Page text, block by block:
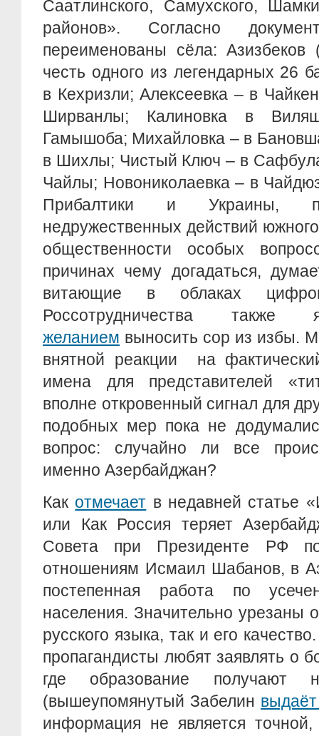
Саатлинского, Самухского,
районов». Согласно
переименованы сёла:
честь одного из легендарных 26
в Кехризли; Алексеевка – в
Ширванлы; Калиновка в
Гамышоба; Михайловка – в
в Шихлы; Чистый Ключ – в
Чайлы; Новониколаевка – в
Прибалтики и Украины,
недружественных действий
общественности особых
причинах чему догадаться,
витающие в облаках
Россотрудничества
желанием выносить сор из избы.
внятной реакции на
имена для представителей
вполне откровенный сигнал для
подобных мер пока не
вопрос: случайно ли все
именно Азербайджан?
Как отмечает в недавней статье
или Как Россия теряет
Совета при Президенте РФ
отношениям Исмаил Шабанов, в
постепенная работа по
населения. Значительно урезаны
русского языка, так и его
пропагандисты любят заявлять о
где образование получают
(вышеупомянутый Забелин
информация не является